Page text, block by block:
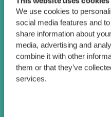
We use cookies to
social media features and
share information about
media, advertising and
combine it with other
them or that they’ve
services.